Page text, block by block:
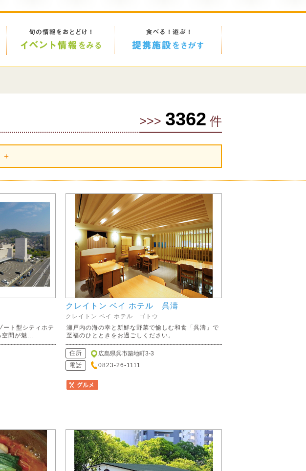
>>> 3362 件
ート型シティホテ
空間が魅...
クレイトン ベイ ホテル 呉濤
クレイトン ベイ ホテル ゴトウ
瀬戸内の海の幸と新鮮な野菜で愉しむ和食「呉濤」で
至福のひとときをお過ごしください。
住所
広島県呉市築地町3-3
電話
0823-26-1111